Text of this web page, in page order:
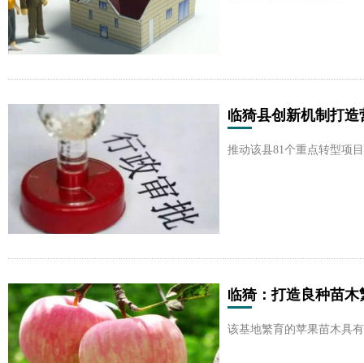
临猗县创新机制打
推动该县81个重点转型项
临猗：打造良种苗木
该基地繁育的苹果苗木具